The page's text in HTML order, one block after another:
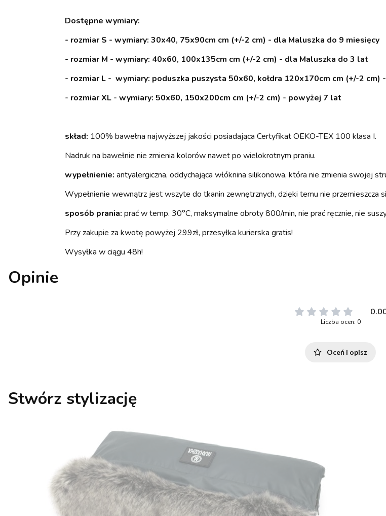
Dostępne wymiary:
- rozmiar S - wymiary: 30x40, 75x90cm cm (+/-2 cm) - dla Maluszka do 9 miesięcy
- rozmiar M - wymiary: 40x60, 100x135cm cm (+/-2 cm) - dla Maluszka do 3 lat
- rozmiar L - wymiary: poduszka puszysta 50x60, kołdra 120x170cm cm (+/-2 cm)
- rozmiar XL - wymiary: 50x60, 150x200cm cm (+/-2 cm) - powyżej 7 lat
skład: 100% bawełna najwyższej jakości posiadająca Certyfikat OEKO-TEX 100 klasa I.
Nadruk na bawełnie nie zmienia kolorów nawet po wielokrotnym praniu.
wypełnienie: antyalergiczna, oddychająca włóknina silikonowa, która nie zmienia swojej
Wypełnienie wewnątrz jest wszyte do tkanin zewnętrznych, dzięki temu nie przemieszcza
sposób prania: prać w temp. 30°C, maksymalne obroty 800/min, nie prać ręcznie, nie
Przy zakupie za kwotę powyżej 299zł, przesyłka kurierska gratis!
Wysyłka w ciągu 48h!
Opinie
Liczba ocen: 0
Oceń i opisz
Stwórz stylizację